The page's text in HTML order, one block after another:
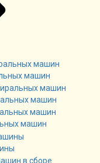
машин
машин
машин